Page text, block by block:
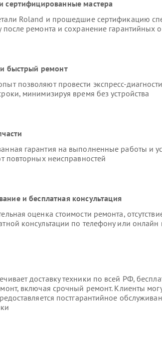
сертифицированные мастера
Roland и прошедшие сертификацию
после ремонта и сохранение гарантийных
и быстрый ремонт
позволяют провести экспресс-
минимизируя время без устройства
гарантия на выполненные работы и
повторных неисправностей
и бесплатная консультация
оценка стоимости ремонта,
консультации по телефону или онлайн
доставку техники по всей РФ,
включая срочный ремонт. Клиенты
постгарантийное